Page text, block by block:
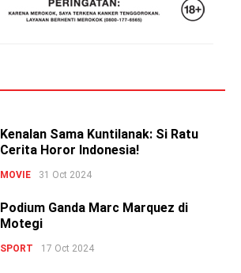
Kenalan Sama Kuntilanak: Si Ratu
Cerita Horor Indonesia!
MOVIE 31 Oct 2024
Podium Ganda Marc Marquez di
Motegi
SPORT 17 Oct 2024